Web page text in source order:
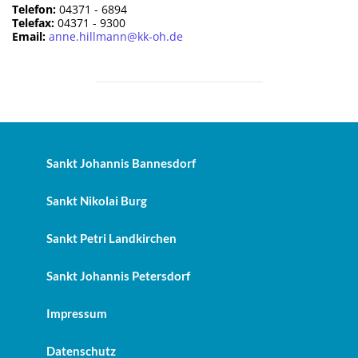
Telefon: 04371 - 6894
Telefax: 04371 - 9300
Email: anne.hillmann@kk-oh.de
Sankt Johannis Bannesdorf
Sankt Nikolai Burg
Sankt Petri Landkirchen
Sankt Johannis Petersdorf
Impressum
Datenschutz